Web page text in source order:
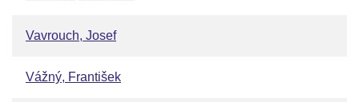
Vavrouch, Josef
Vážný, František